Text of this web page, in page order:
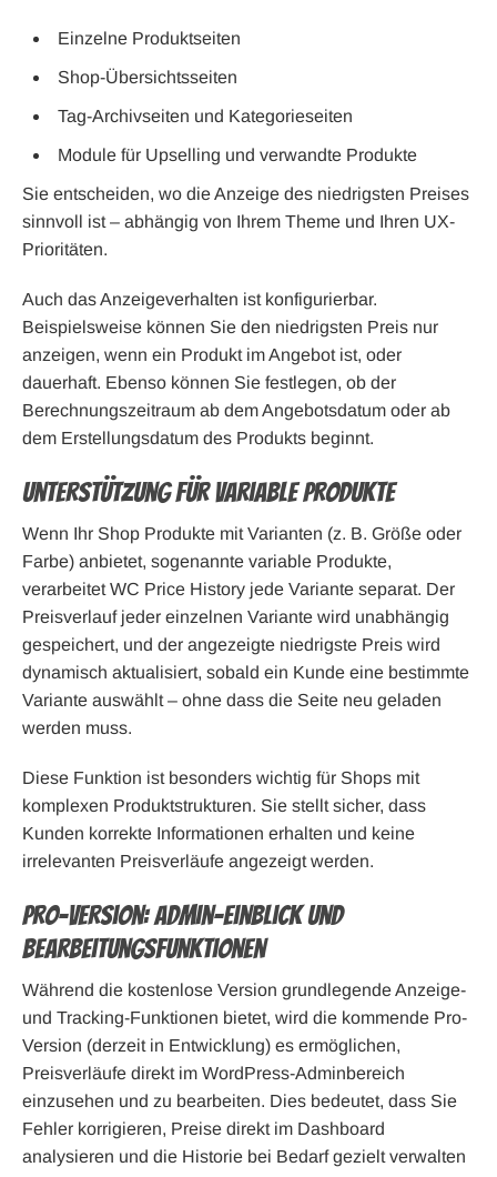
Einzelne Produktseiten
Shop-Übersichtsseiten
Tag-Archivseiten und Kategorieseiten
Module für Upselling und verwandte Produkte
Sie entscheiden, wo die Anzeige des niedrigsten Preises
sinnvoll ist – abhängig von Ihrem Theme und Ihren UX-
Prioritäten.
Auch das Anzeigeverhalten ist konfigurierbar.
Beispielsweise können Sie den niedrigsten Preis nur
anzeigen, wenn ein Produkt im Angebot ist, oder
dauerhaft. Ebenso können Sie festlegen, ob der
Berechnungszeitraum ab dem Angebotsdatum oder ab
dem Erstellungsdatum des Produkts beginnt.
Unterstützung für variable Produkte
Wenn Ihr Shop Produkte mit Varianten (z. B. Größe oder
Farbe) anbietet, sogenannte variable Produkte,
verarbeitet WC Price History jede Variante separat. Der
Preisverlauf jeder einzelnen Variante wird unabhängig
gespeichert, und der angezeigte niedrigste Preis wird
dynamisch aktualisiert, sobald ein Kunde eine bestimmte
Variante auswählt – ohne dass die Seite neu geladen
werden muss.
Diese Funktion ist besonders wichtig für Shops mit
komplexen Produktstrukturen. Sie stellt sicher, dass
Kunden korrekte Informationen erhalten und keine
irrelevanten Preisverläufe angezeigt werden.
Pro-Version: Admin-Einblick und
Bearbeitungsfunktionen
Während die kostenlose Version grundlegende Anzeige-
und Tracking-Funktionen bietet, wird die kommende Pro-
Version (derzeit in Entwicklung) es ermöglichen,
Preisverläufe direkt im WordPress-Adminbereich
einzusehen und zu bearbeiten. Dies bedeutet, dass Sie
Fehler korrigieren, Preise direkt im Dashboard
analysieren und die Historie bei Bedarf gezielt verwalten